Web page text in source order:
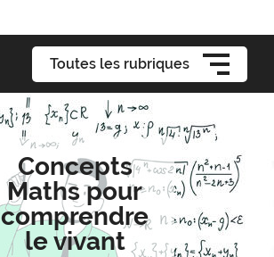
Toutes les rubriques
Concepts
Maths pour
comprendre
le vivant